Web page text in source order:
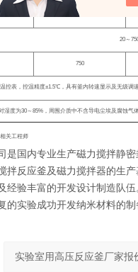
6
20 ～
750
温控表，控温精度±1.5℃ ，具有釜内转速显示及无级调
湿度为30 ～85% ，周围介质中不含导电尘埃及腐蚀气体
关工程师
是国内专业生产磁力搅拌静
拌反应釜及磁力搅拌器的生
经验丰富的开发设计制造队
的实验成功开发纳米材料的